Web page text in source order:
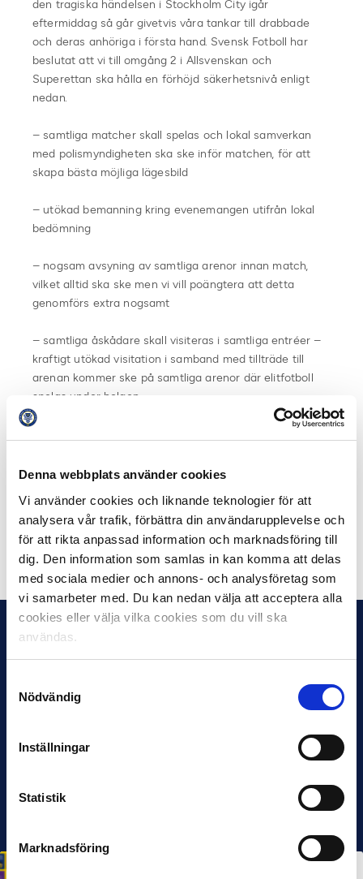
Denna webbplats använder cookies
Vi använder cookies och liknande teknologier för att
analysera vår trafik, förbättra din användarupplevelse och
för att rikta anpassad information och marknadsföring till
dig. Den information som samlas in kan komma att delas
med sociala medier och annons- och analysföretag som
vi samarbeter med. Du kan nedan välja att acceptera alla
cookies eller välja vilka cookies som du vill ska
användas.
Nödvändig
Inställningar
Statistik
Marknadsföring
den tragiska händelsen i Stockholm City igår
eftermiddag så går givetvis våra tankar till drabbade
och deras anhöriga i första hand. Svensk Fotboll har
beslutat att vi till omgång 2 i Allsvenskan och
Superettan ska hålla en förhöjd säkerhetsnivå enligt
nedan.
– samtliga matcher skall spelas och lokal samverkan
med polismyndigheten ska ske inför matchen, för att
skapa bästa möjliga lägesbild
– utökad bemanning kring evenemangen utifrån lokal
bedömning
– nogsam avsyning av samtliga arenor innan match,
vilket alltid ska ske men vi vill poängtera att detta
genomförs extra nogsamt
– samtliga åskådare skall visiteras i samtliga entréer –
kraftigt utökad visitation i samband med tillträde till
arenan kommer ske på samtliga arenor där elitfotboll
spelas under helgen
närhet
– tyst minut på samtliga arenor
Dela på Facebook Dela på Twitter